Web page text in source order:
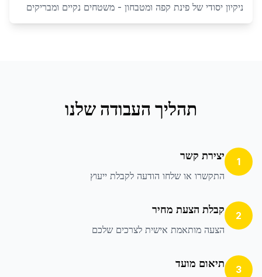
ניקיון יסודי של פינת קפה ומטבחון - משטחים נקיים ומבריקים
תהליך העבודה שלנו
1 יצירת קשר
התקשרו או שלחו הודעה לקבלת ייעוץ
2 קבלת הצעת מחיר
הצעה מותאמת אישית לצרכים שלכם
3 תיאום מועד